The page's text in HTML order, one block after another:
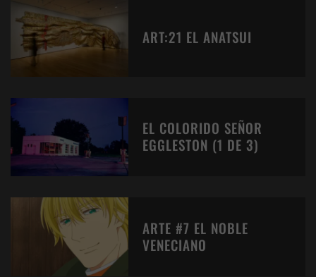
ART:21 EL ANATSUI
EL COLORIDO SEÑOR
EGGLESTON (1 DE 3)
ARTE #7 EL NOBLE
VENECIANO